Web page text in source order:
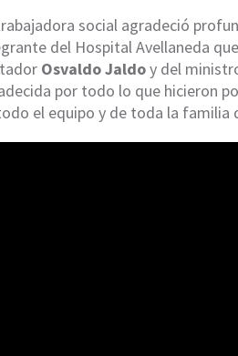
social agradeció
del Hospital Avellaneda
Osvaldo Jaldoy del
por todo lo que hicieron
el equipo y de toda la familia